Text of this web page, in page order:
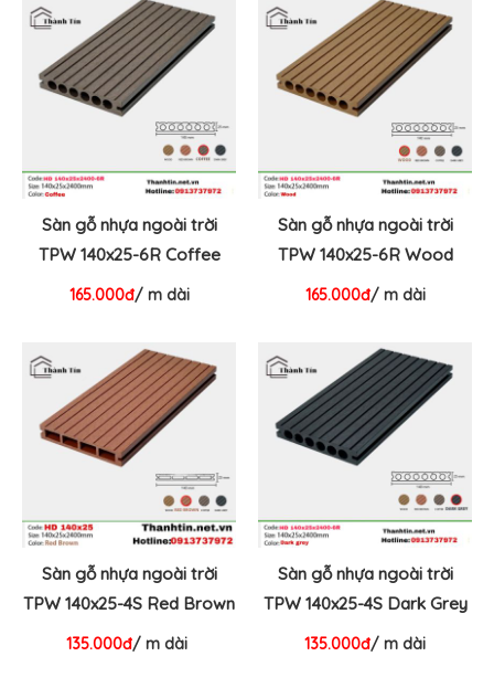
Sàn gỗ nhựa ngoài trời
TPW 140x25-6R Coffee
165.000đ/ m dài
Sàn gỗ nhựa ngoài trời
TPW 140x25-6R Wood
165.000đ/ m dài
Sàn gỗ nhựa ngoài trời
TPW 140x25-4S Red Brown
135.000đ/ m dài
Sàn gỗ nhựa ngoài trời
TPW 140x25-4S Dark Grey
135.000đ/ m dài